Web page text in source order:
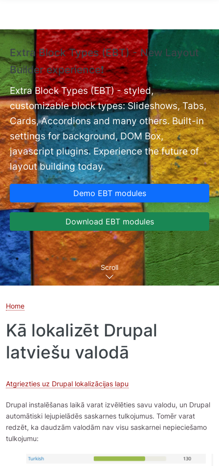
Extra Block Types (EBT) - New Layout
Builder experience❗
Extra Block Types (EBT) - styled,
customizable block types: Slideshows, Tabs,
Cards, Accordions and many others. Built-in
settings for background, DOM Box,
javascript plugins. Experience the future of
layout building today.
Demo EBT modules
Download EBT modules
Scroll
Home
Kā lokalizēt Drupal
latviešu valodā
Atgriezties uz Drupal lokalizācijas lapu
Drupal instalēšanas laikā varat izvēlēties savu valodu, un Drupal
automātiski lejupielādēs saskarnes tulkojumus. Tomēr varat
redzēt, ka daudzām valodām nav visu saskarnei nepieciešamo
tulkojumu: